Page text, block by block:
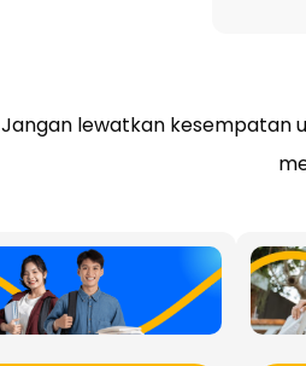
Jangan lewatkan kesempatan